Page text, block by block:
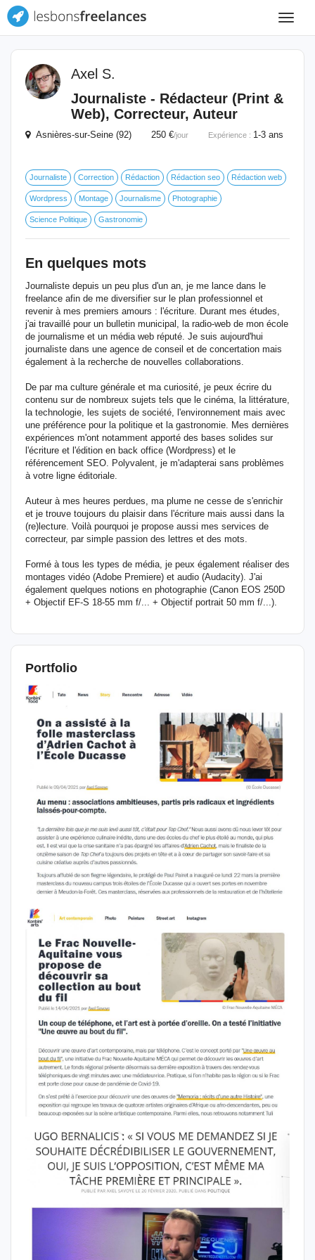
Toggle
Axel S.
Journaliste - Rédacteur (Print &
Web), Correcteur, Auteur
Asnières-sur-Seine (92) 250 €/jour Expérience : 1-3 ans
Journaliste Correction Rédaction Rédaction seo Rédaction web
Wordpress Montage Journalisme Photographie
Science Politique Gastronomie
En quelques mots
Journaliste depuis un peu plus d'un an, je me lance dans le
freelance afin de me diversifier sur le plan professionnel et
revenir à mes premiers amours : l'écriture. Durant mes études,
j'ai travaillé pour un bulletin municipal, la radio-web de mon école
de journalisme et un média web réputé. Je suis aujourd'hui
journaliste dans une agence de conseil et de concertation mais
également à la recherche de nouvelles collaborations.
De par ma culture générale et ma curiosité, je peux écrire du
contenu sur de nombreux sujets tels que le cinéma, la littérature,
la technologie, les sujets de société, l'environnement mais avec
une préférence pour la politique et la gastronomie. Mes dernières
expériences m'ont notamment apporté des bases solides sur
l'écriture et l'édition en back office (Wordpress) et le
référencement SEO. Polyvalent, je m'adapterai sans problèmes
à votre ligne éditoriale.
Auteur à mes heures perdues, ma plume ne cesse de s'enrichir
et je trouve toujours du plaisir dans l'écriture mais aussi dans la
(re)lecture. Voilà pourquoi je propose aussi mes services de
correcteur, par simple passion des lettres et des mots.
Formé à tous les types de média, je peux également réaliser des
montages vidéo (Adobe Premiere) et audio (Audacity). J'ai
également quelques notions en photographie (Canon EOS 250D
+ Objectif EF-S 18-55 mm f/... + Objectif portrait 50 mm f/...).
Portfolio